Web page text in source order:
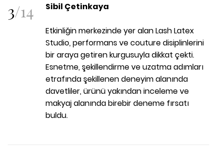
3/14 Sibil Çetinkaya
Etkinliğin merkezinde yer alan Lash Latex
Studio, performans ve couture disiplinlerini
bir araya getiren kurgusuyla dikkat çekti.
Esnetme, şekillendirme ve uzatma adımları
etrafında şekillenen deneyim alanında
davetliler, ürünü yakından inceleme ve
makyaj alanında birebir deneme fırsatı
buldu.